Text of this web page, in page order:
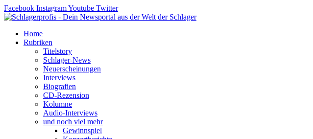
Zum
Inhalt
Facebook InstagramYoutube Twitter
Home
Rubriken
Titelstory
Schlager-News
Neuerscheinungen
Interviews
Biografien
CD-Rezension
Kolumne
Audio-Interviews
und noch viel mehr
Gewinnspiel